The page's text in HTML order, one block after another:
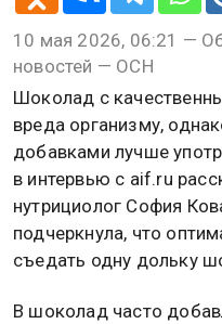
10 мая 2026, 06:21 —
новостей — ОСН
Шоколад с
вреда организму,
добавками лучше
в интервью с aif.ru
нутрициолог София
подчеркнула, что
съедать одну дольку
В шоколад часто